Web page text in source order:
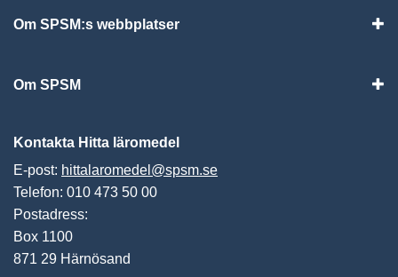
Om SPSM:s webbplatser
Om SPSM
Kontakta Hitta läromedel
E-post: hittalaromedel@spsm.se
Telefon: 010 473 50 00
Postadress:
Box 1100
871 29 Härnösand